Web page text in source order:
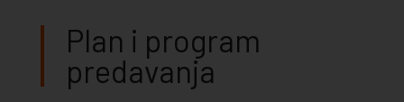
Plan i program
predavanja